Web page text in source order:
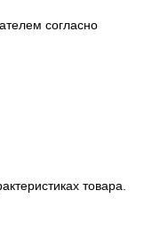
согласно
товара.